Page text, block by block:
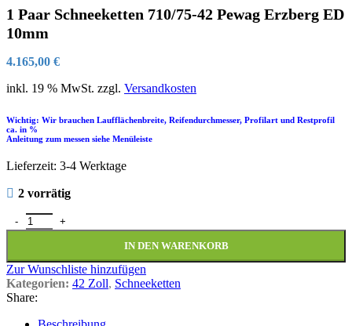
1 Paar Schneeketten 710/75-42 Pewag Erzberg ED
10mm
4.165,00 €
inkl. 19 % MwSt. zzgl. Versandkosten
Wichtig: Wir brauchen Laufflächenbreite, Reifendurchmesser, Profilart und Restprofil
ca. in %
Anleitung zum messen siehe Menüleiste
Lieferzeit: 3-4 Werktage
2 vorrätig
1 Paar Schneeketten 710/75-42 Pewag Erzberg ED 10mm Menge
IN DEN WARENKORB
Zur Wunschliste hinzufügen
Kategorien: 42 Zoll, Schneeketten
Share: